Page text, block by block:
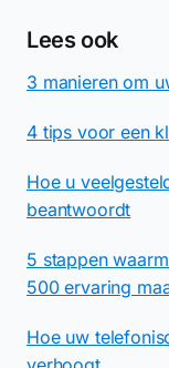
Lees ook
3 manieren om
4 tips voor een
Hoe u
beantwoordt
5 stappen
500 ervaring
Hoe uw